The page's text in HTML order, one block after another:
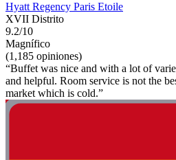
Hyatt Regency Paris Etoile
XVII Distrito
9.2/10
Magnífico
(1,185 opiniones)
“Buffet was nice and with a lot of
and helpful. Room service is not the
market which is cold.”